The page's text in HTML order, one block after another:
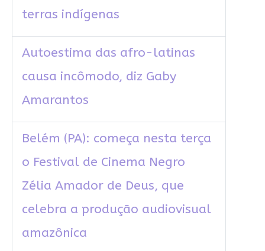
terras indígenas
Autoestima das afro-latinas
causa incômodo, diz Gaby
Amarantos
Belém (PA): começa nesta terça
o Festival de Cinema Negro
Zélia Amador de Deus, que
celebra a produção audiovisual
amazônica